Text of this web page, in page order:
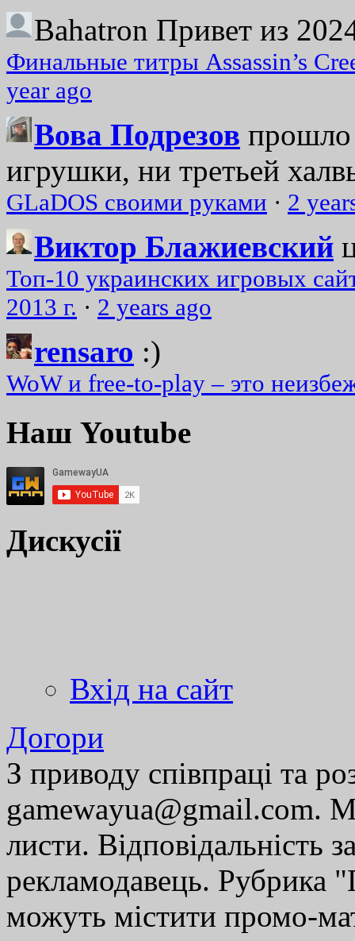
Bahatron Привет из
Финальные титры Assassin’s
year ago
Вова Подрезов прошло
игрушки, ни третьей
GLaDOS своими руками · 2
Виктор Блажиевский
Топ-10 украинских игровых
2013 г. · 2 years ago
rensaro :)
WoW и free-to-play – это
Наш Youtube
Дискусії
Вхід на сайт
Догори
З приводу співпраці та
gamewayua@gmail.com.
листи. Відповідальність
рекламодавець. Рубрика
можуть містити промо-